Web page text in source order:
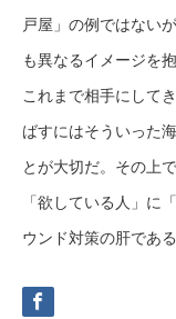
戸屋」の例ではない
も異なるイメージを
これまで相手にして
ばすにはそういった
とが大切だ。その上
「欲している人」に
ウンド対策の肝である